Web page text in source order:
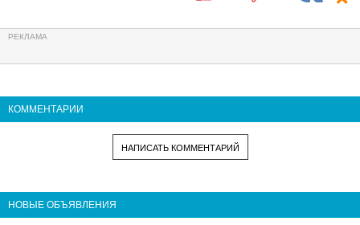
КОММЕНТАРИИ
НАПИСАТЬ КОММЕНТАРИЙ
НОВЫЕ ОБЪЯВЛЕНИЯ